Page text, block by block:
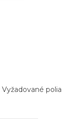
Vyžadované polia